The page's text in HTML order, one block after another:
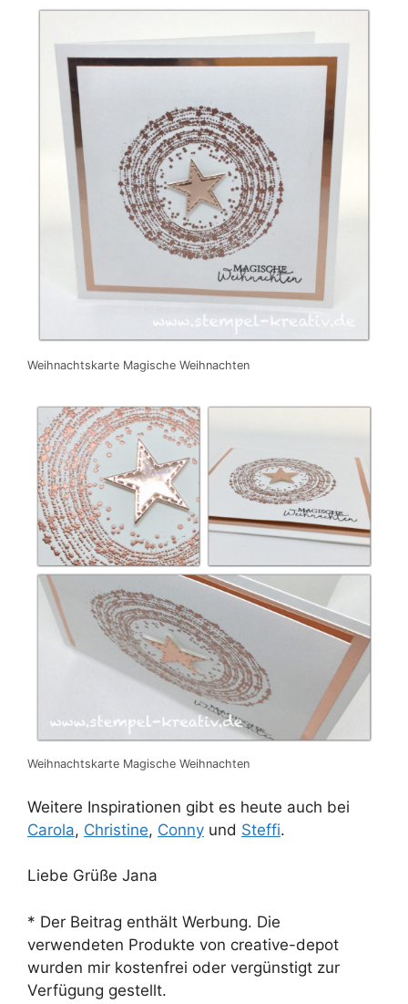
Weihnachtskarte Magische Weihnachten
Weihnachtskarte Magische Weihnachten
Weitere Inspirationen gibt es heute auch bei
Carola, Christine, Conny und Steffi.
Liebe Grüße Jana
* Der Beitrag enthält Werbung. Die
verwendeten Produkte von creative-depot
wurden mir kostenfrei oder vergünstigt zur
Verfügung gestellt.